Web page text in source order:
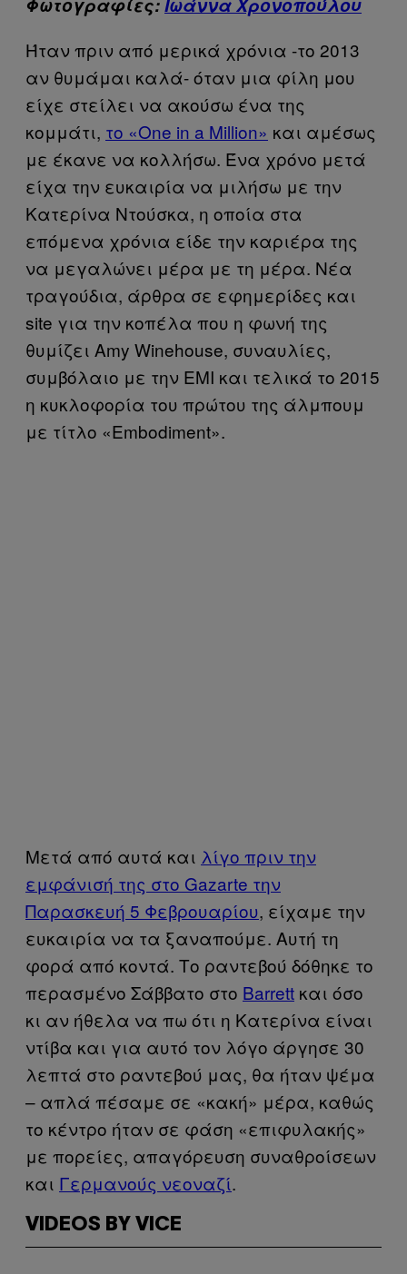
Ήταν πριν από μερικά χρόνια -το 2013
αν θυμάμαι καλά- όταν μια φίλη μου
είχε στείλει να ακούσω ένα της
κομμάτι, το «One in a Million» και αμέσως
με έκανε να κολλήσω. Ένα χρόνο μετά
είχα την ευκαιρία να μιλήσω με την
Κατερίνα Ντούσκα, η οποία στα
επόμενα χρόνια είδε την καριέρα της
να μεγαλώνει μέρα με τη μέρα. Νέα
τραγούδια, άρθρα σε εφημερίδες και
site για την κοπέλα που η φωνή της
θυμίζει Amy Winehouse, συναυλίες,
συμβόλαιο με την ΕΜΙ και τελικά το 2015
η κυκλοφορία του πρώτου της άλμπουμ
με τίτλο «Embodiment».
Μετά από αυτά και λίγο πριν την
εμφάνισή της στο Gazarte την
Παρασκευή 5 Φεβρουαρίου, είχαμε την
ευκαιρία να τα ξαναπούμε. Αυτή τη
φορά από κοντά. Το ραντεβού δόθηκε το
περασμένο Σάββατο στο Barrett και όσο
κι αν ήθελα να πω ότι η Κατερίνα είναι
ντίβα και για αυτό τον λόγο άργησε 30
λεπτά στο ραντεβού μας, θα ήταν ψέμα
– απλά πέσαμε σε «κακή» μέρα, καθώς
το κέντρο ήταν σε φάση «επιφυλακής»
με πορείες, απαγόρευση συναθροίσεων
και Γερμανούς νεοναζί.
VIDEOS BY VICE